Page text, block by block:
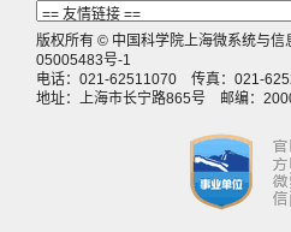
版权所有 © 中国科学院上海微系统与
05005483号-1
电话：021-62511070 传真：021-
地址：上海市长宁路865号 邮编：